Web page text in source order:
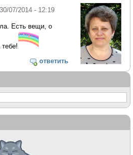
30/07/2014 - 12:19
Есть вещи, о
ответить